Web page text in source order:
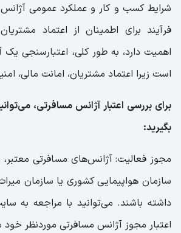
شرایط کسب و کار و عملکرد عمومی
فرآیند برای اطمینان از اعتماد
اهمیت دارد، به طور کلی، اعتبارسنجی
است زیرا اعتماد مشتریان، امانت مالی،
برای بررسی اعتبار آژانس مسافرتی،
بگیرید:
مجوز فعالیت: آژانس‌های مسافرتی معتبر،
سازمان هواپیمایی کشوری یا سازمان
داشته باشند. می‌توانید با مراجعه به
اعتبار مجوز آژانس مسافرتی موردنظر